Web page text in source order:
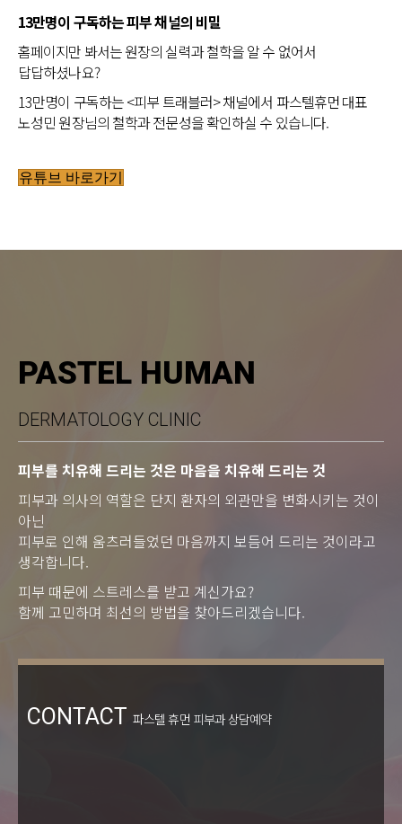
13만명이 구독하는 피부 채널의 비밀
홈페이지만 봐서는 원장의 실력과 철학을 알 수 없어서
답답하셨나요?
13만명이 구독하는 <피부 트래블러> 채널에서 파스텔휴먼 대표
노성민 원장님의 철학과 전문성을 확인하실 수 있습니다.
유튜브 바로가기
PASTEL HUMAN
DERMATOLOGY CLINIC
피부를 치유해 드리는 것은 마음을 치유해 드리는 것
피부과 의사의 역할은 단지 환자의 외관만을 변화시키는 것이
아닌
피부로 인해 움츠러들었던 마음까지 보듬어 드리는 것이라고
생각합니다.
피부 때문에 스트레스를 받고 계신가요?
함께 고민하며 최선의 방법을 찾아드리겠습니다.
CONTACT 파스텔 휴먼 피부과 상담예약